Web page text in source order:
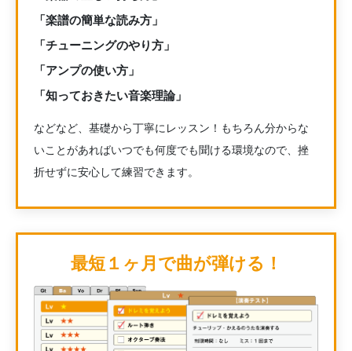
「楽譜の簡単な読み方」
「チューニングのやり方」
「アンプの使い方」
「知っておきたい音楽理論」
などなど、基礎から丁寧にレッスン！もちろん分からな
いことがあればいつでも何度でも聞ける環境なので、挫
折せずに安心して練習できます。
最短１ヶ月で曲が弾ける！